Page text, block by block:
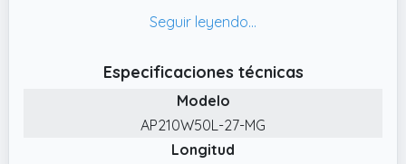
de Arranque Fácil | Portabolígrafo
✔️ VISTA SEMANAL 2 páginas por semana
vista vertical a partir del lunes, intervalos de
30 min (una hora en fin de semana),con
amplio espacio de líneas para escritura,
Especificaciones técnicas
Modelo
AP210W50L-27-MG
Longitud